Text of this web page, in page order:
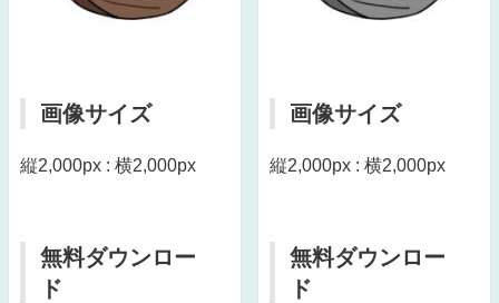
画像サイズ
縦2,000px : 横2,000px
無料ダウンロー
ド
画像サイズ
縦2,000px : 横2,000px
無料ダウンロー
ド